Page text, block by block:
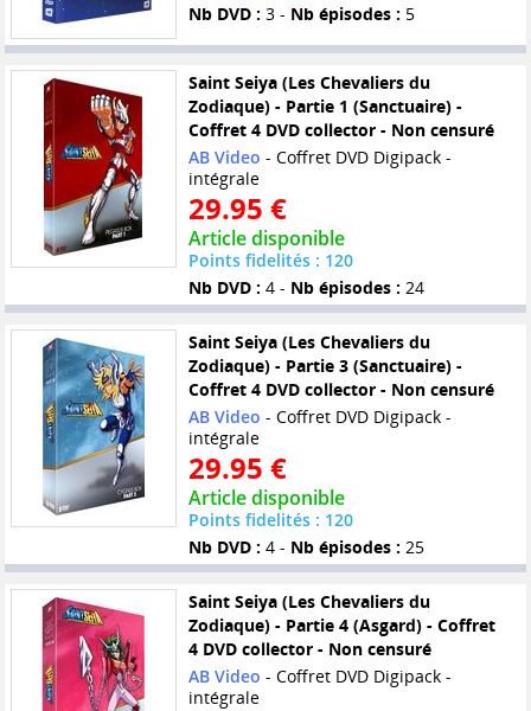
Nb DVD : 3 - Nb épisodes : 5
Saint Seiya (Les Chevaliers du
Zodiaque) - Partie 1 (Sanctuaire) -
Coffret 4 DVD collector - Non censuré
AB Video - Coffret DVD Digipack -
intégrale
29.95 €
Article disponible
Points fidelités : 120
Nb DVD : 4 - Nb épisodes : 24
Saint Seiya (Les Chevaliers du
Zodiaque) - Partie 3 (Sanctuaire) -
Coffret 4 DVD collector - Non censuré
AB Video - Coffret DVD Digipack -
intégrale
29.95 €
Article disponible
Points fidelités : 120
Nb DVD : 4 - Nb épisodes : 25
Saint Seiya (Les Chevaliers du
Zodiaque) - Partie 4 (Asgard) - Coffret
4 DVD collector - Non censuré
AB Video - Coffret DVD Digipack -
intégrale